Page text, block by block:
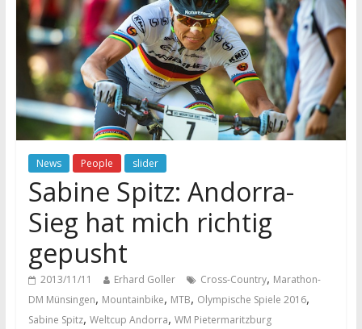
News People slider
Sabine Spitz: Andorra-
Sieg hat mich richtig
gepusht
2013/11/11 Erhard Goller Cross-Country, Marathon-
DM Münsingen, Mountainbike, MTB, Olympische Spiele 2016,
Sabine Spitz, Weltcup Andorra, WM Pietermaritzburg